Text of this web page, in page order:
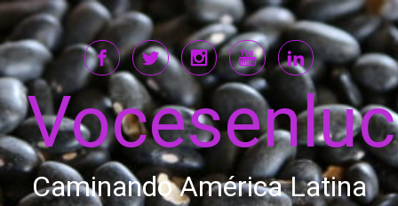
Saltar al contenido principal
Caminando América Latina